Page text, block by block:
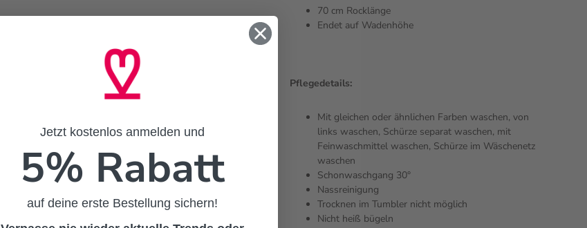
70 cm Rocklänge
Endet auf Wadenhöhe
Pflegedetails:
Mit gleichen oder ähnlichen Farben waschen, von
links waschen, Schürze separat waschen, mit
Feinwaschmittel waschen, Schürze im Wäschenetz
waschen
Schonwaschgang 30°
Nassreinigung
Trocknen im Tumbler nicht möglich
Nicht heiß bügeln
Jetzt kostenlos anmelden und
5% Rabatt
auf deine erste Bestellung sichern!